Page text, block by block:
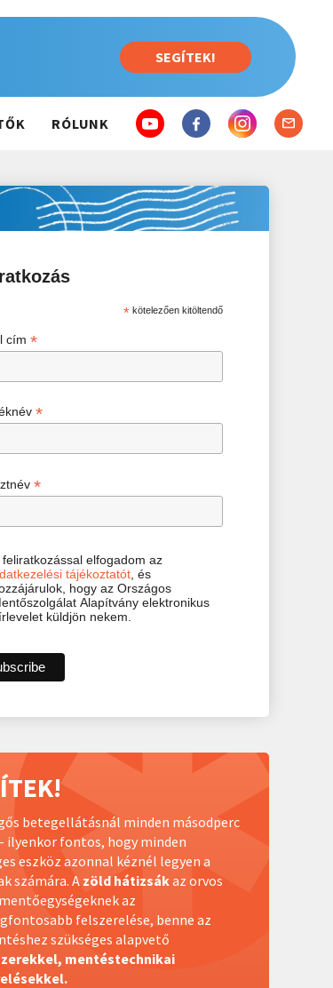
SEGÍTEK!
RÓLUNK
* kötelezően kitöltendő
cím *
*
*
feliratkozással elfogadom az
tájékoztatót , és
hogy az Országos
Alapítvány elektronikus
küldjön nekem.
betegellátásnál minden másodperc
ilyenkor fontos, hogy minden
eszköz azonnal kéznél legyen a
számára. Azöld hátizsákaz orvos
az
felszerelése, benne az
szükséges alapvető
mentéstechnikai